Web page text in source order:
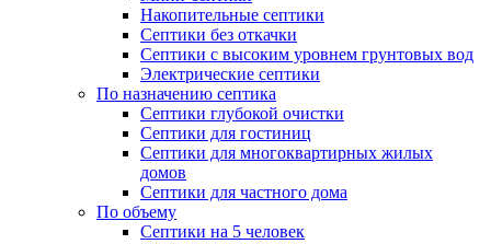
Накопительные септики
Септики без откачки
Септики с высоким уровнем грунтовых вод
Электрические септики
По назначению септика
Септики глубокой очистки
Септики для гостиниц
Септики для многоквартирных жилых
домов
Септики для частного дома
По объему
Септики на 5 человек